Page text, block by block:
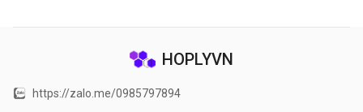
HOPLYVN
https://zalo.me/0985797894